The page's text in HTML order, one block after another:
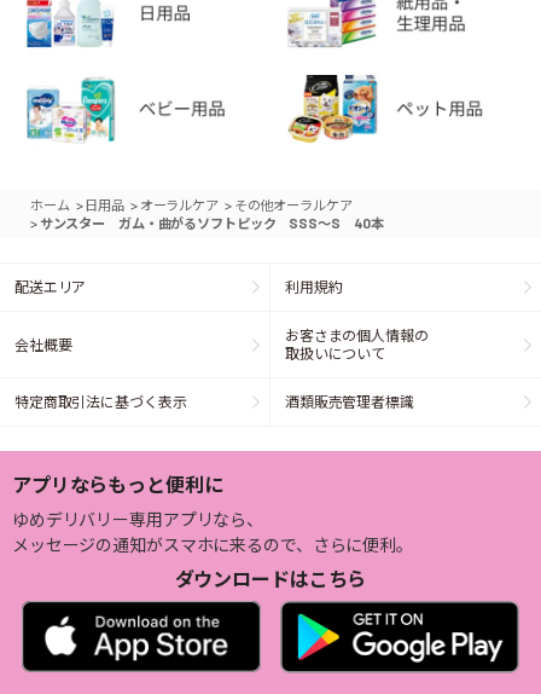
ホーム > 日用品 > オーラルケア > その他オーラルケア
> サンスター ガム・曲がるソフトピック SSS～S 40本
配送エリア 利用規約
会社概要
お客さまの個人情報の
取扱いについて
特定商取引法に基づく表示 酒類販売管理者標識
アプリならもっと便利に
ゆめデリバリー専用アプリなら、
メッセージの通知がスマホに来るので、さらに便利。
ダウンロードはこちら